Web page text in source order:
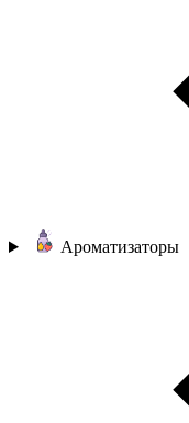
Ароматизаторы